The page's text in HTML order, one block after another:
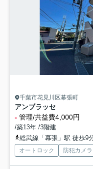
千葉市花見川区幕張町
アンブラッセ
- 管理/共益費4,000円
/築13年 /3階建
総武線「幕張」駅 徒歩9
オートロック 防犯カメラ